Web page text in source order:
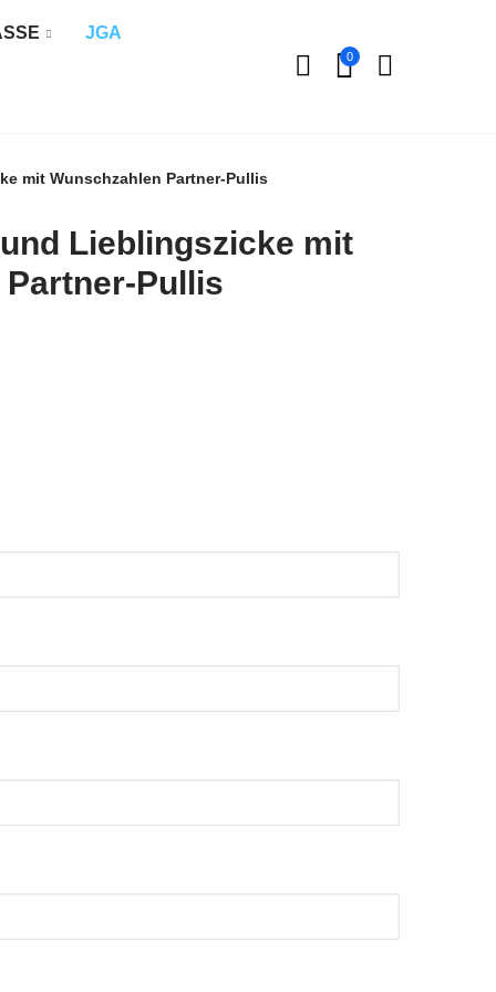
JGA
0
mit Wunschzahlen Partner-Pullis
Lieblingszicke mit
Pullis